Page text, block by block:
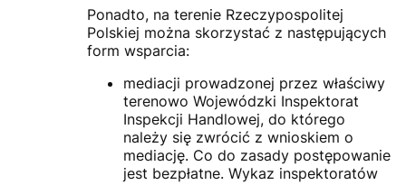
Ponadto, na terenie Rzeczypospolitej
Polskiej można skorzystać z następujących
form wsparcia:
mediacji prowadzonej przez właściwy
terenowo Wojewódzki Inspektorat
Inspekcji Handlowej, do którego
należy się zwrócić z wnioskiem o
mediację. Co do zasady postępowanie
jest bezpłatne. Wykaz inspektoratów